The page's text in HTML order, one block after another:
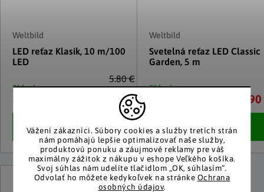
Vážení zákazníci. Súbory cookies a služby tretích strán
nám pomáhajú lepšie optimalizovať naše služby,
produktovú ponuku a záujmové reklamy pre váš
maximálny zážitok z nákupu v eshope Veľkého košíka.
Svoj súhlas nám udelíte tlačidlom „OK, súhlasím“.
Odvolať ho môžete kedykoľvek na stránke Ochrana
osobných údajov.
5.80 €
Weltbild
LED reťaz Klasik, 10 m/100
LED
Skladom
10 a viac kusov
4.10 €
Detail
Weltbild
Svetelná reťaz LED Classic
Garden, 5 m
Skladom
Detail